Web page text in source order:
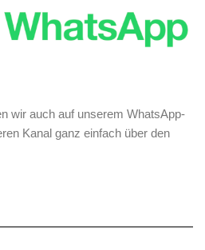
wir auch auf unserem WhatsApp-
Kanal ganz einfach über den